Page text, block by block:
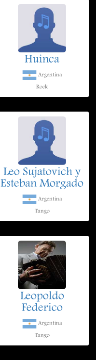
Huinca
Argentina
Rock
Leo Sujatovich y
Esteban Morgado
Argentina
Tango
Leopoldo
Federico
Argentina
Tango